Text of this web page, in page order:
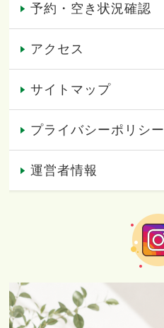
予約・空き状況確認
アクセス
サイトマップ
プライバシーポリシー
運営者情報